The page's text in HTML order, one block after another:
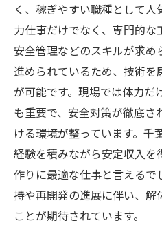
く、稼ぎやすい職種として
力仕事だけでなく、専門的な
安全管理などのスキルが求め
進められているため、技術
が可能です。現場では体力だ
も重要で、安全対策が徹底
ける環境が整っています。千
経験を積みながら安定収入
作りに最適な仕事と言える
持や再開発の進展に伴い、解
ことが期待されています。